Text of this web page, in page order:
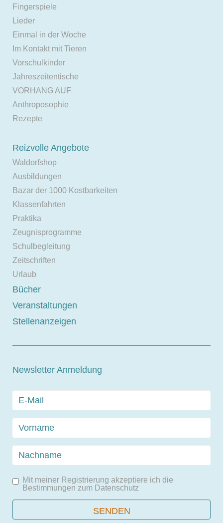
Fingerspiele
Lieder
Einmal in der Woche
Im Kontakt mit Tieren
Vorschulkinder
Jahreszeitentische
VORHANG AUF
Anthroposophie
Rezepte
Reizvolle Angebote
Waldorfshop
Ausbildungen
Bazar der 1000 Kostbarkeiten
Klassenfahrten
Praktika
Zeugnisprogramme
Schulbegleitung
Zeitschriften
Urlaub
Bücher
Veranstaltungen
Stellenanzeigen
Newsletter Anmeldung
Mit meiner Registrierung akzeptiere ich die
Bestimmungen zum Datenschutz